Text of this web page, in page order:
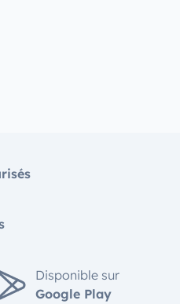
Disponible sur
Google Play